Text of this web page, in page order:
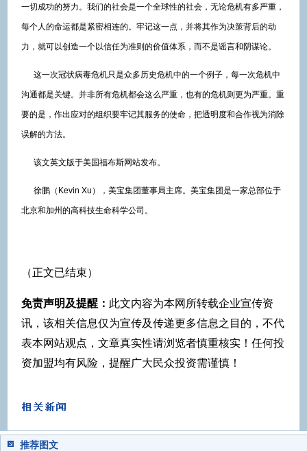
一切成功的努力。我们的社会是一个全球性的社会，无论危机有多严重，
每个人的命运都是紧密相连的。牢记这一点，并将其作为决策背后的动
力，就可以创造一个以信任为准则的价值体系，而不是谣言和阴谋论。
这一次冠状病毒危机只是众多历史危机中的一个例子，每一次危机中
沟通都是关键。并非所有危机都会这么严重，也有的危机则更为严重。重
要的是，作出应对的组织要牢记其服务的使命，把透明度和合作视为消除
误解的方法。
该文英文版于美国福布斯网站发布。
徐鹏（Kevin Xu），美宝集团董事局主席。美宝集团是一家总部位于
北京和加州的高科技生命科学公司。
（正文已结束）
免责声明及提醒： 此文内容为本网所转载企业宣传资
讯，该相关信息仅为宣传及传递更多信息之目的，不代
表本网站观点，文章真实性请浏览者慎重核实！任何投
资加盟均有风险，提醒广大民众投资需谨慎！
推荐图文